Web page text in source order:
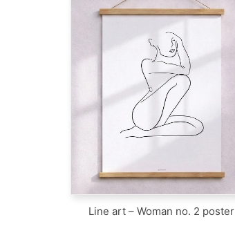
Line art – Woman no. 2 poster